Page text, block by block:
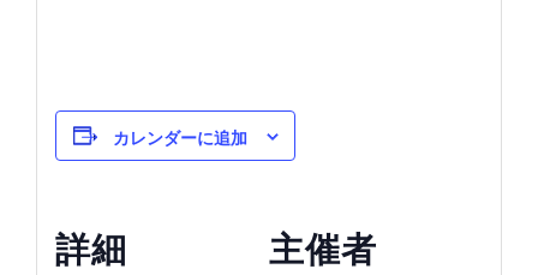
カレンダーに追加
詳細 主催者